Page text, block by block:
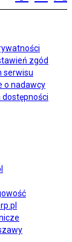
zgód
serwisu
o nadawcy
dostępności